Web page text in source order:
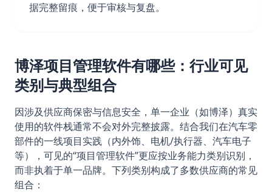
据完整留痕，便于审核与复盘。
博泽项目管理软件有哪些：行业可见
类别与典型组合
因涉及供应商保密与信息安全，单一企业（如博泽）真实
使用的软件栈通常不会对外完整披露。结合我们在汽车零
部件的一线项目实践（内外饰、电机/执行器、汽车电子
等），可见的“项目管理软件”更应按业务能力类别识别，
而非执着于单一品牌。下列类别构成了多数供应商的常见
组合：